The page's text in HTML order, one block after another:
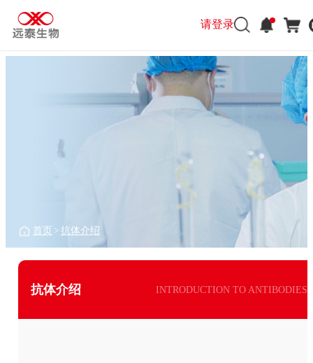
请登录
抗体介绍 INTRODUCTION TO ANTIBODIES
首页 > 抗体介绍